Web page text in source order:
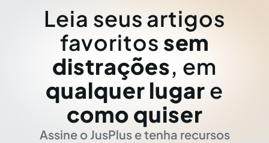
Leia seus artigos
favoritos sem
distrações, em
qualquer lugar e
como quiser
Assine o JusPlus e tenha recursos